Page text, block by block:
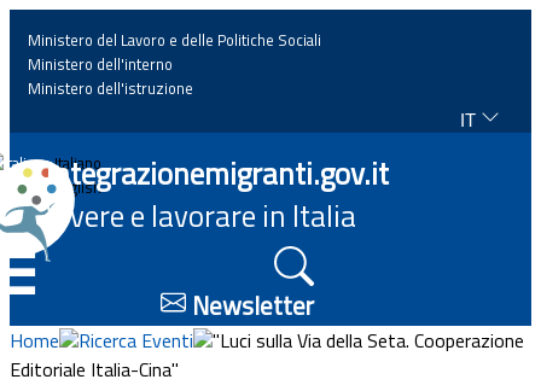
Home
News
Approfondimenti
Eventi
Ministero del Lavoro e delle Politiche Sociali
Ministero dell'interno
Ministero dell'istruzione
IT
Italiano
English
Integrazionemigranti.gov.it
Vivere e lavorare in Italia
Newsletter
Home Ricerca Eventi
"Luci sulla Via della Seta. Cooperazione
Editoriale Italia-Cina"